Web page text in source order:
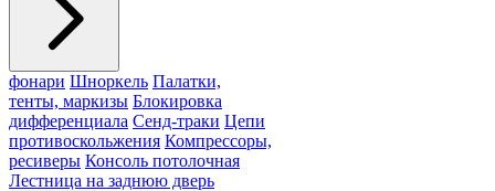
фонари Шноркель Палатки,
тенты, маркизы Блокировка
дифференциала Сенд-траки Цепи
противоскольжения Компрессоры,
ресиверы Консоль потолочная
Лестница на заднюю дверь